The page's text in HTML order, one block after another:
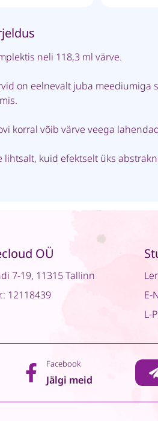
neli 118,3 ml värve.
on eelnevalt juba meediumiga
korral võib värve veega
lihtsalt, kuid efektselt üks
OÜ
7-19, 11315 Tallinn
12118439
E-
L-
Facebook
Jälgi meid